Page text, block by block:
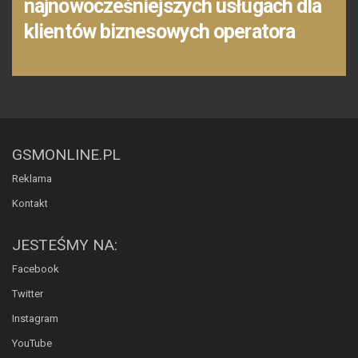
najnowocześniejszych usługach dla
klientów biznesowych operatora
GSMONLINE.PL
Reklama
Kontakt
JESTEŚMY NA:
Facebook
Twitter
Instagram
YouTube